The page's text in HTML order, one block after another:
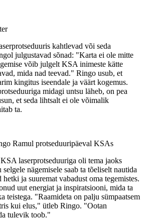
kahtlevad või seda
julgustavad sõnad: "Karta ei ole mitte
võib julgelt KSA inimeste kätte
mida nad teevad." Ringo usub, et
kingitus iseendale ja väärt kogemus.
midagi untsu läheb, on pea
et seda lihtsalt ei ole võimalik
ta.
Ramul protseduuripäeval KSAs
laserprotseduuriga oli tema jaoks
nägemisele saab ta tõeliselt nautida
ja suuremat vabadust oma tegemistes.
uut energiat ja inspiratsiooni, mida ta
teistega. "Raamideta on palju sümpaatsem
kui elus," ütleb Ringo. "Ootan
tulevik toob."